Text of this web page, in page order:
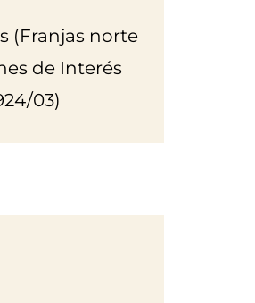
(Franjas norte
de Interés
03)